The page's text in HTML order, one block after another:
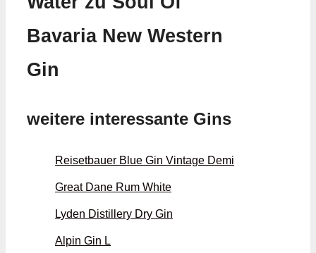
Bavaria New Western
Gin
weitere interessante Gins
Reisetbauer Blue Gin Vintage Demi
Great Dane Rum White
Lyden Distillery Dry Gin
Alpin Gin L